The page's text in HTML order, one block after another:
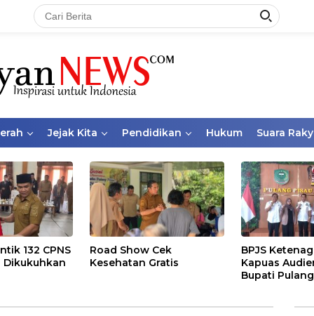
Jejak Kita Pendidikan Hukum Suara
132 CPNS
Dikukuhkan
Road Show Cek
Kesehatan Gratis
BPJS
Kapuas
Bupati